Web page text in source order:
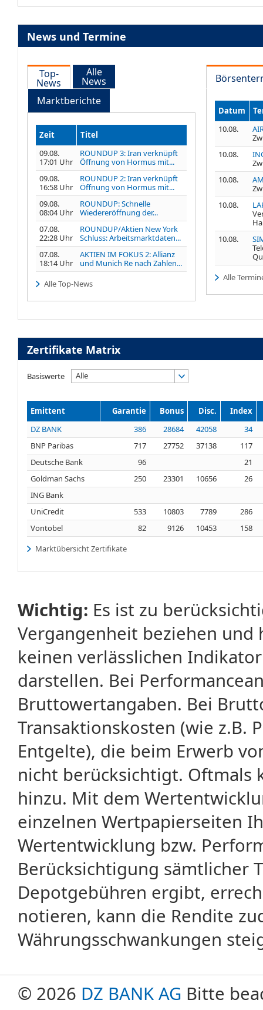
News und Termine
Top-
News
Alle
News
Marktberichte
Zeit
Titel
09.08.
17:01 Uhr
ROUNDUP 3: Iran verknüpft
Öffnung von Hormus mit...
09.08.
16:58 Uhr
ROUNDUP 2: Iran verknüpft
Öffnung von Hormus mit...
09.08.
08:04 Uhr
ROUNDUP: Schnelle
Wiedereröffnung der...
07.08.
22:28 Uhr
ROUNDUP/Aktien New York
Schluss: Arbeitsmarktdaten...
07.08.
18:14 Uhr
AKTIEN IM FOKUS 2: Allianz
und Munich Re nach Zahlen...
Alle Top-News
Datum
10.08.
10.08.
10.08.
10.08.
10.08.
Alle
Zertifikate Matrix
Basiswerte Alle
Emittent Garantie Bonus Disc.
Index
DZ BANK
386 28684 42058
34
BNP Paribas
717 27752 37138
117
Deutsche Bank
96
21
Goldman Sachs
250 23301 10656
26
ING Bank
UniCredit
533 10803 7789
286
Vontobel
82 9126 10453
158
Marktübersicht Zertifikate
Wichtig: Es ist zu
Vergangenheit beziehen
keinen verlässlichen
darstellen. Bei
Bruttowertangaben. Bei
Transaktionskosten (wie z.B.
Entgelte), die beim Erwerb
nicht berücksichtigt. Oftmals
hinzu. Mit dem
einzelnen Wertpapierseiten
Wertentwicklung bzw.
Berücksichtigung sämtlicher
Depotgebühren ergibt,
notieren, kann die Rendite
Währungsschwankungen
© 2026 DZ BANK AG Bitte